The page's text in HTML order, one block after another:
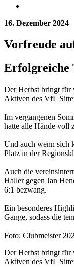
16. Dezember 2024
Vorfreude
Erfolgreiche
Der Herbst bringt für
Aktiven des VfL
Im vergangenen
hatte alle Hände voll
Und auch wenn sich
Platz in der
Auch die
Haller gegen Jan
6:1 bezwang.
Ein besonderes
Gange, sodass die
Foto: Clubmeister
Der Herbst bringt für
Aktiven des VfL